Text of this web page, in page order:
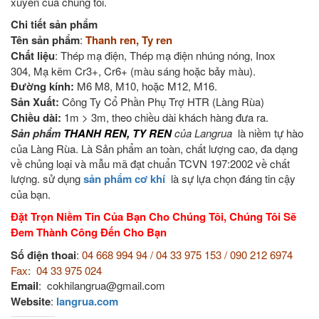
Chi tiết sản phẩm
Tên sản phẩm: Thanh ren, Ty ren
Chất liệu: Thép mạ điện, Thép mạ điện nhúng nóng, Inox
304, Mạ kẽm Cr3+, Cr6+ (màu sáng hoặc bảy màu).
Đường kính: M6 M8, M10, hoặc M12, M16.
Sản Xuất: Công Ty Cổ Phần Phụ Trợ HTR (Làng Rùa)
Chiều dài: 1m > 3m, theo chiều dài khách hàng đưa ra.
Sản phẩm THANH REN, TY RENcủa Langrua là niềm tự hào
của Làng Rùa. Là Sản phẩm an toàn, chất lượng cao, đa dạng
về chủng loại và mẫu mã đạt chuẩn TCVN 197:2002 về chất
lượng. sử dụngsản phẩm cơ khí là sự lựa chọn đáng tin cậy
của bạn.
Đặt Trọn Niềm Tin Của Bạn Cho Chúng Tôi, Chúng Tôi Sẽ
Đem Thành Công Đến Cho Bạn
Số điện thoai: 04 668 994 94 / 04 33 975 153 / 090 212 6974
Fax: 04 33 975 024
Email: cokhilangrua@gmail.com
Website: langrua.com